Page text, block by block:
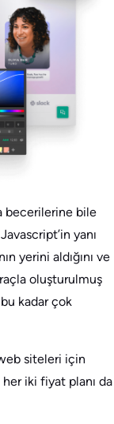
becerilerine bile
yanı
yerini aldığını ve
oluşturulmuş
kadar çok
siteleri için
iki fiyat planı da